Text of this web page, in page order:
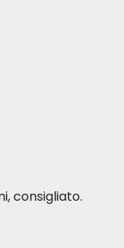
consigliato.